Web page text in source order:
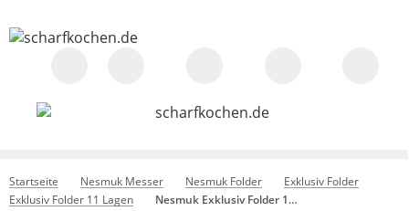
Startseite Nesmuk Messer Nesmuk Folder
Exklusiv Folder
Exklusiv Folder 11 Lagen
Nesmuk Exklusiv Folder 11 Lagen Damast